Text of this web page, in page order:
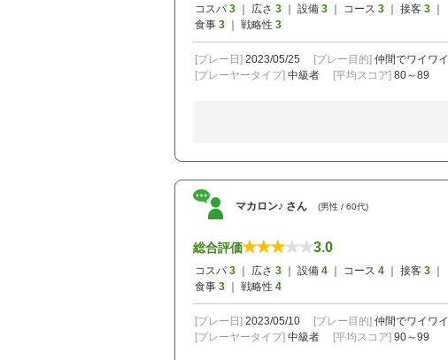
コスパ 3 ｜ 広さ 3 ｜ 設備 3 ｜ コース 3 ｜ 接客 3
食事 3 ｜ 戦略性 3
[プレー日] 2023/05/25 [プレー目的] 仲間でワイワイ
[プレーヤータイプ] 中級者 [平均スコア] 80～89
マカロン♪ さん (男性 / 60代)
総合評価 3.0
コスパ 3 ｜ 広さ 3 ｜ 設備 4 ｜ コース 4 ｜ 接客 3
食事 3 ｜ 戦略性 4
[プレー日] 2023/05/10 [プレー目的] 仲間でワイワイ
[プレーヤータイプ] 中級者 [平均スコア] 90～99